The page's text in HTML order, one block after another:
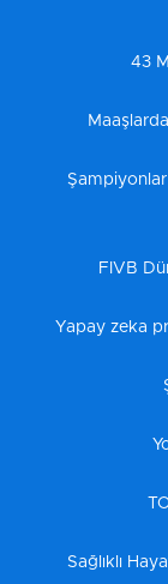
43
Şampiyonlar
FIVB
Yapay zeka
Sağlıklı